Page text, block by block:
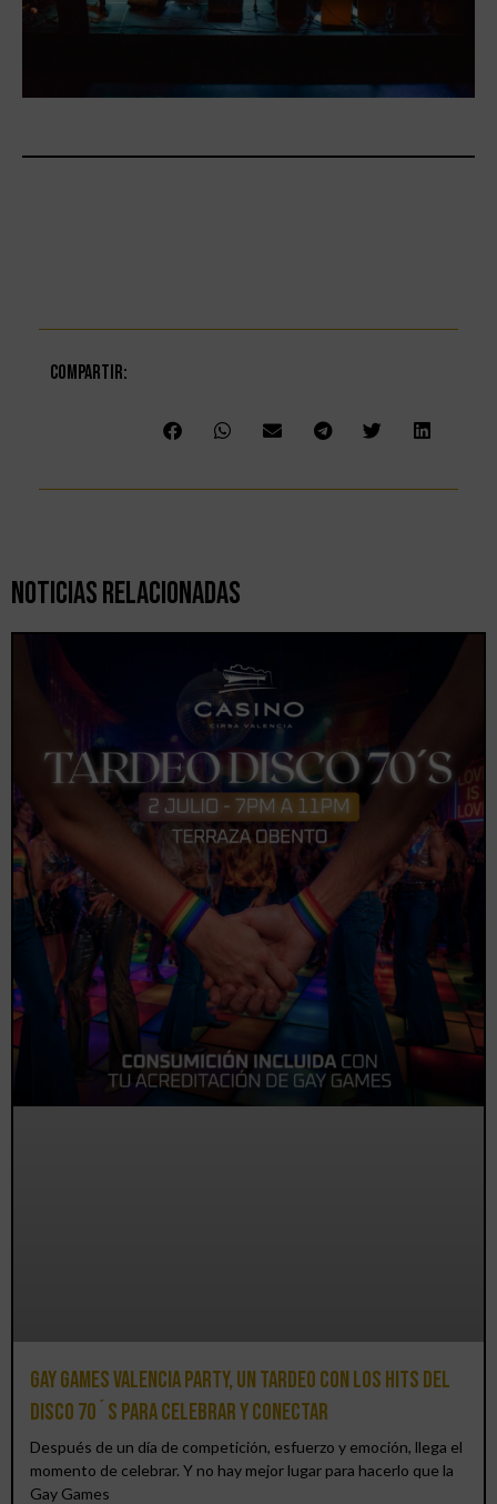
Compartir:
Noticias Relacionadas
Gay Games Valencia Party, un tardeo con los hits del
DISCO 70´S para celebrar y conectar
Después de un día de competición, esfuerzo y emoción, llega el
momento de celebrar. Y no hay mejor lugar para hacerlo que la
Gay Games